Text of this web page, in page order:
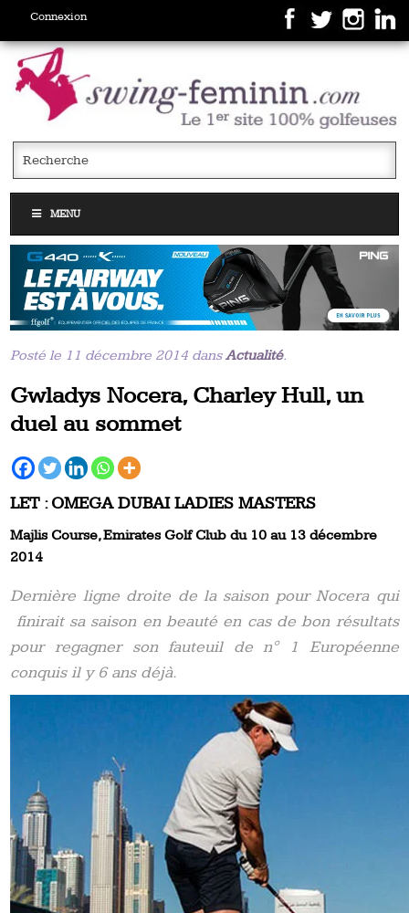
Connexion
MENU
Posté le 11 décembre 2014 dansActualité.
Gwladys Nocera, Charley Hull, un
duel au sommet
LET : OMEGA DUBAI LADIES MASTERS
Majlis Course, Emirates Golf Club du 10 au 13 décembre
2014
Dernière ligne droite de la saison pour Nocera qui
finirait sa saison en beauté en cas de bon résultats
pour regagner son fauteuil de n° 1 Européenne
conquis il y 6 ans déjà.